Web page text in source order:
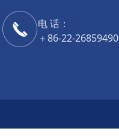
电 话：
＋86-22-26859490